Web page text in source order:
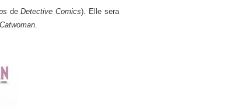
deDetective Comics). Elle sera
.